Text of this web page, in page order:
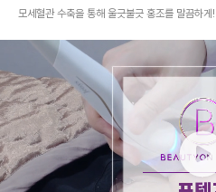
모세혈관 수축을 통해 울긋불긋 홍조를 말끔하게!